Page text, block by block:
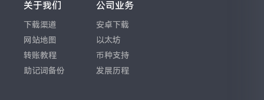
关于我们
下载渠道
网站地图
转账教程
助记词备份
公司业务
安卓下载
以太坊
币种支持
发展历程